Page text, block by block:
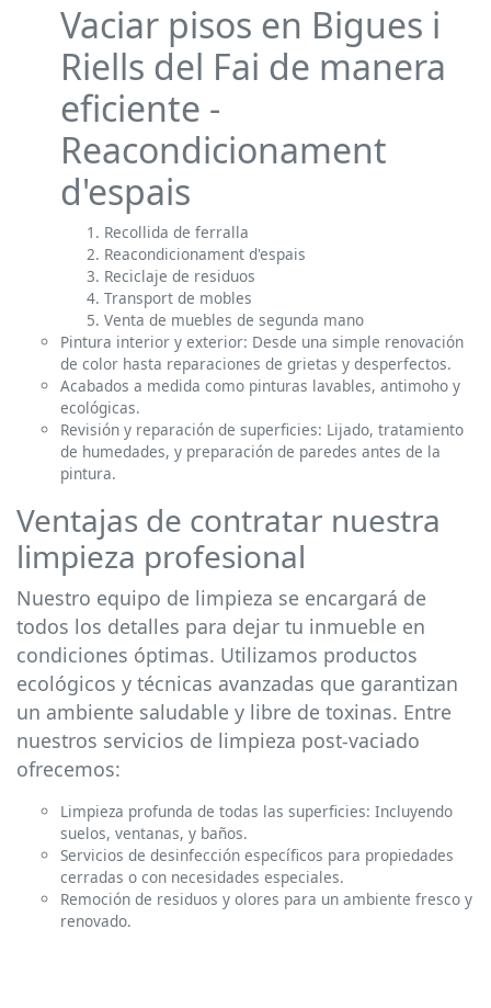
Vaciar pisos en Bigues i
Riells del Fai de manera
eficiente -
Reacondicionament
d'espais
Recollida de ferralla
Reacondicionament d'espais
Reciclaje de residuos
Transport de mobles
Venta de muebles de segunda mano
Pintura interior y exterior: Desde una simple renovación
de color hasta reparaciones de grietas y desperfectos.
Acabados a medida como pinturas lavables, antimoho y
ecológicas.
Revisión y reparación de superficies: Lijado, tratamiento
de humedades, y preparación de paredes antes de la
pintura.
Ventajas de contratar nuestra
limpieza profesional
Nuestro equipo de limpieza se encargará de
todos los detalles para dejar tu inmueble en
condiciones óptimas. Utilizamos productos
ecológicos y técnicas avanzadas que garantizan
un ambiente saludable y libre de toxinas. Entre
nuestros servicios de limpieza post-vaciado
ofrecemos:
Limpieza profunda de todas las superficies: Incluyendo
suelos, ventanas, y baños.
Servicios de desinfección específicos para propiedades
cerradas o con necesidades especiales.
Remoción de residuos y olores para un ambiente fresco y
renovado.